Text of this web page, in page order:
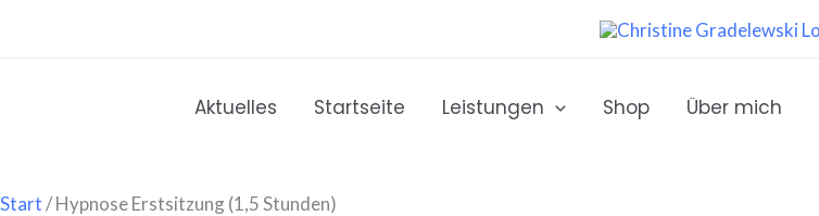
Aktuelles Startseite Leistungen Shop Über mich
Start/ Hypnose Erstsitzung (1,5 Stunden)